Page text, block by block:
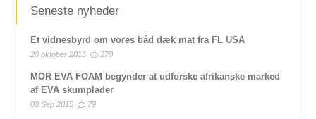
Seneste nyheder
Et vidnesbyrd om vores båd dæk mat fra FL USA
20 oktober 2016 270
MOR EVA FOAM begynder at udforske afrikanske marked
af EVA skumplader
08 Sep 2015 79